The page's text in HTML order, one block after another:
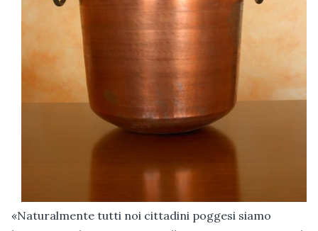
«Naturalmente tutti noi cittadini poggesi siamo